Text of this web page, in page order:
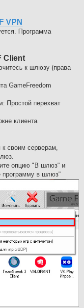
VPN
Программа
Client
к шлюзу (права
GameFreedom
Простой перехват
клиента
своим серверам,
опцию "В шлюз" и
программу в шлюз"